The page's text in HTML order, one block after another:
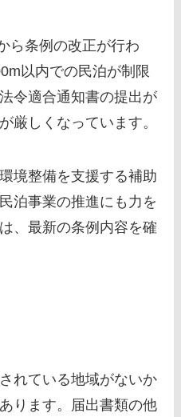
ら条例の改正が行わ
以内での民泊が制限
令適合通知書の提出が
厳しくなっています。
境整備を支援する補助
泊事業の推進にも力を
、最新の条例内容を確
れている地域がないか
ります。届出書類の他